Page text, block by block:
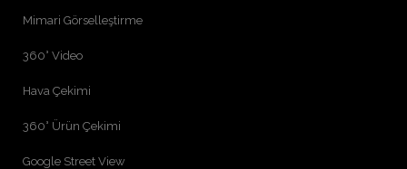
Mimari Görselleştirme
360° Video
Hava Çekimi
360° Ürün Çekimi
Google Street View